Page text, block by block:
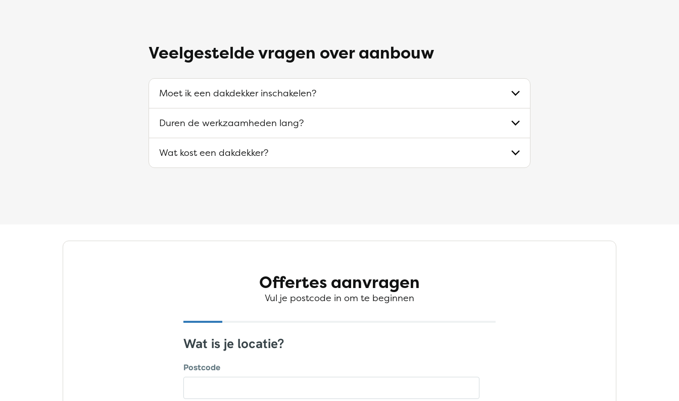
Veelgestelde vragen over aanbouw
Moet ik een dakdekker inschakelen?
Duren de werkzaamheden lang?
Wat kost een dakdekker?
Offertes aanvragen
Vul je postcode in om te beginnen